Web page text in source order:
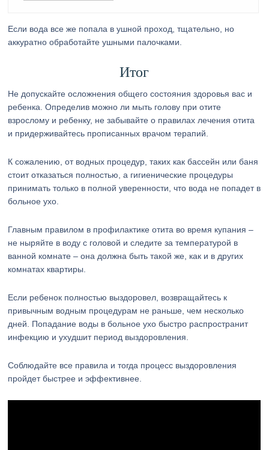
Если вода все же попала в ушной проход, тщательно, но
аккуратно обработайте ушными палочками.
Итог
Не допускайте осложнения общего состояния здоровья вас и
ребенка. Определив можно ли мыть голову при отите
взрослому и ребенку, не забывайте о правилах лечения отита
и придерживайтесь прописанных врачом терапий.
К сожалению, от водных процедур, таких как бассейн или баня
стоит отказаться полностью, а гигиенические процедуры
принимать только в полной уверенности, что вода не попадет в
больное ухо.
Главным правилом в профилактике отита во время купания –
не ныряйте в воду с головой и следите за температурой в
ванной комнате – она должна быть такой же, как и в других
комнатах квартиры.
Если ребенок полностью выздоровел, возвращайтесь к
привычным водным процедурам не раньше, чем несколько
дней. Попадание воды в больное ухо быстро распространит
инфекцию и ухудшит период выздоровления.
Соблюдайте все правила и тогда процесс выздоровления
пройдет быстрее и эффективнее.